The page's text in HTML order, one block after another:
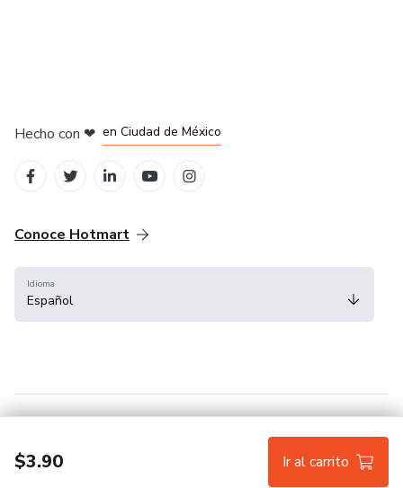
$3.90 Ir al carrito
Hecho con ❤ en Ciudad de México
Conoce Hotmart
Idioma
Español